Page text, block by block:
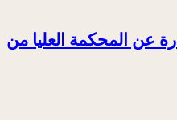
عن المحكمة العليا من